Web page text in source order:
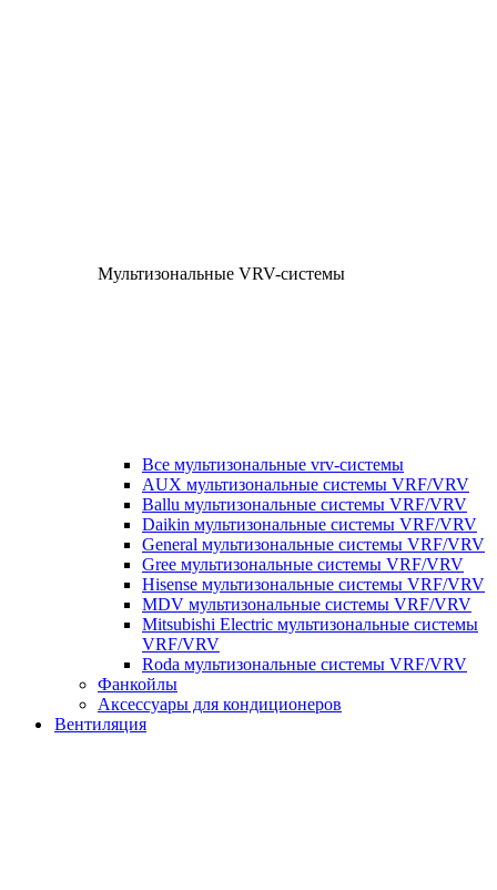
Мультизональные VRV-системы
Все мультизональные vrv-системы
AUX мультизональные системы VRF/VRV
Ballu мультизональные системы VRF/VRV
Daikin мультизональные системы VRF/VRV
General мультизональные системы VRF/VRV
Gree мультизональные системы VRF/VRV
Hisense мультизональные системы VRF/VRV
MDV мультизональные системы VRF/VRV
Mitsubishi Electric мультизональные системы
VRF/VRV
Roda мультизональные системы VRF/VRV
Фанкойлы
Аксессуары для кондиционеров
Вентиляция